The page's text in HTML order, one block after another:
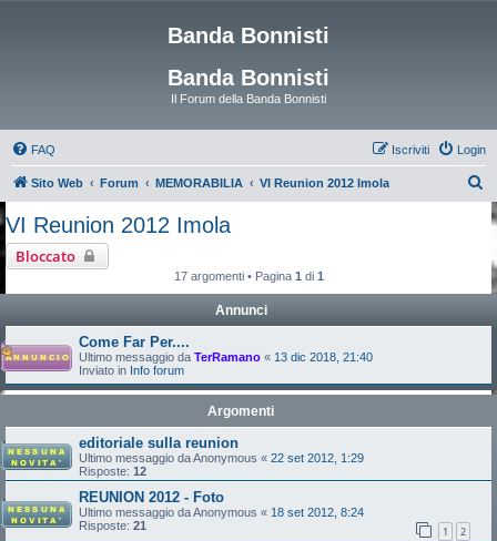
Banda Bonnisti
Banda Bonnisti
Il Forum della Banda Bonnisti
FAQ Login
Iscriviti
Sito Web Forum MEMORABILIA VI Reunion 2012 Imola
VI Reunion 2012 Imola
Bloccato
17 argomenti • Pagina 1 di 1
Annunci
Come Far Per....
Ultimo messaggio da TerRamano « 13 dic 2018, 21:40
Inviato in Info forum
Argomenti
editoriale sulla reunion
Ultimo messaggio daAnonymous « 22 set 2012, 1:29
Risposte: 12
REUNION 2012 - Foto
Ultimo messaggio daAnonymous « 18 set 2012, 8:24
Risposte: 21 1 2